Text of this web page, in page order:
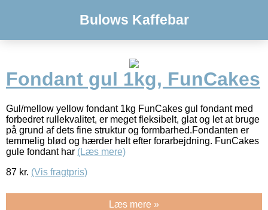
Bulows Kaffebar
Fondant gul 1kg, FunCakes
Gul/mellow yellow fondant 1kg FunCakes gul fondant med
forbedret rullekvalitet, er meget fleksibelt, glat og let at bruge
på grund af dets fine struktur og formbarhed.Fondanten er
temmelig blød og hærder helt efter forarbejdning. FunCakes
gule fondant har (Læs mere)
87 kr. (Vis fragtpris)
Læs mere »